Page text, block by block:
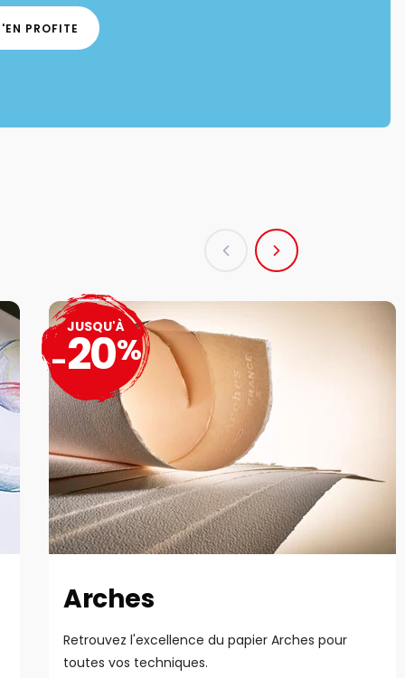
PROFITE
Arches
Retrouvez l'excellence du papier Arches pour
toutes vos techniques.
JUSQU'À
-20%